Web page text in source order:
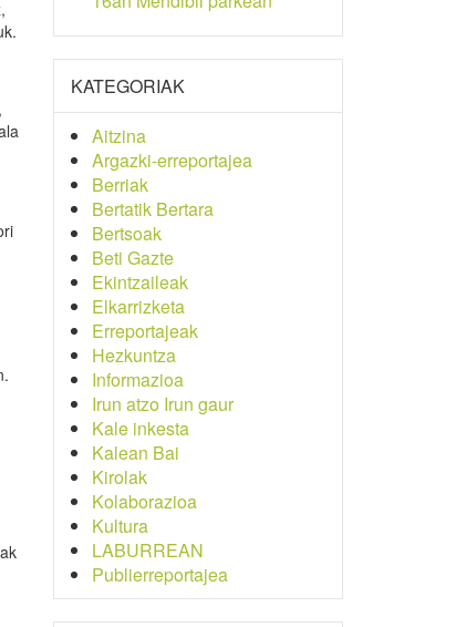
KATEGORIAK
Aitzina
Argazki-erreportajea
Berriak
Bertatik Bertara
Bertsoak
Beti Gazte
Ekintzaileak
Elkarrizketa
Erreportajeak
Hezkuntza
Informazioa
Irun atzo Irun gaur
Kale inkesta
Kalean Bai
Kirolak
Kolaborazioa
Kultura
LABURREAN
Publierreportajea